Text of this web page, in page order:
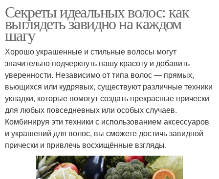
Секреты идеальных волос: как
выглядеть завидно на каждом
шагу
Хорошо украшенные и стильные волосы могут
значительно подчеркнуть нашу красоту и добавить
уверенности. Независимо от типа волос — прямых,
вьющихся или кудрявых, существуют различные техники
укладки, которые помогут создать прекрасные прически
для любых повседневных или особых случаев.
Комбинируя эти техники с использованием аксессуаров
и украшений для волос, вы сможете достичь завидной
прически и привлечь восхищённые взгляды.